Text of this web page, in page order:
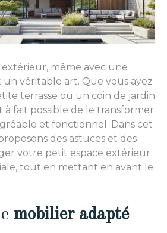
extérieur, même avec une
un véritable art. Que vous ayez
terrasse ou un coin de jardin
à fait possible de le transformer
et fonctionnel. Dans cet
des astuces et des
votre petit espace extérieur
tout en mettant en avant le
mobilier adapté